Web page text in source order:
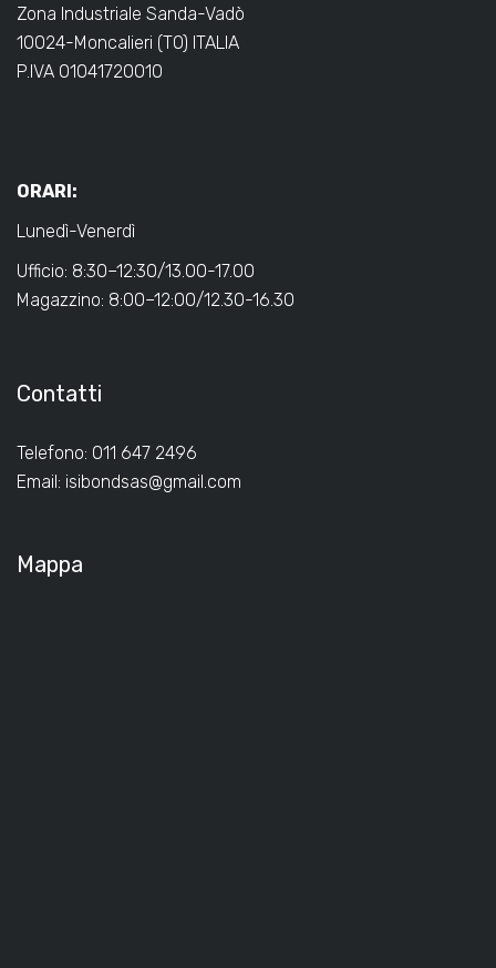
Zona Industriale Sanda-Vadò
10024-Moncalieri (TO) ITALIA
P.IVA 01041720010
ORARI:
Lunedì-Venerdì
Ufficio: 8:30–12:30/13.00-17.00
Magazzino: 8:00–12:00/12.30-16.30
Contatti
Telefono: 011 647 2496
Email: isibondsas@gmail.com
Mappa